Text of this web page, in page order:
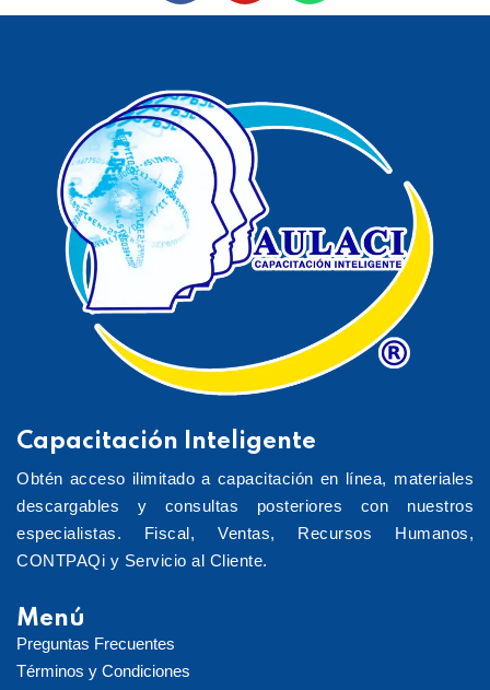
Capacitación Inteligente
Obtén acceso ilimitado a capacitación en línea, materiales
descargables y consultas posteriores con nuestros
especialistas. Fiscal, Ventas, Recursos Humanos,
CONTPAQi y Servicio al Cliente.
Menú
Preguntas Frecuentes
Términos y Condiciones